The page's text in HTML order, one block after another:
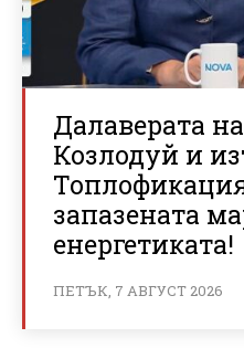
Далаверата
Козлодуй и
запазената
енергетиката!
ПЕТЪК, 7 АВГУСТ 2026